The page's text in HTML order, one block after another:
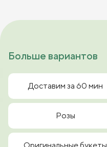
Больше вариантов
Доставим за 60 мин
Розы
Оригинальные букеты